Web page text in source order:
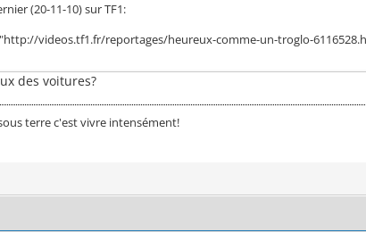
(20-11-10) sur TF1:
videos.tf1.fr/reportages/heureux-comme-un-troglo-
des voitures?
terre c'est vivre intensément!